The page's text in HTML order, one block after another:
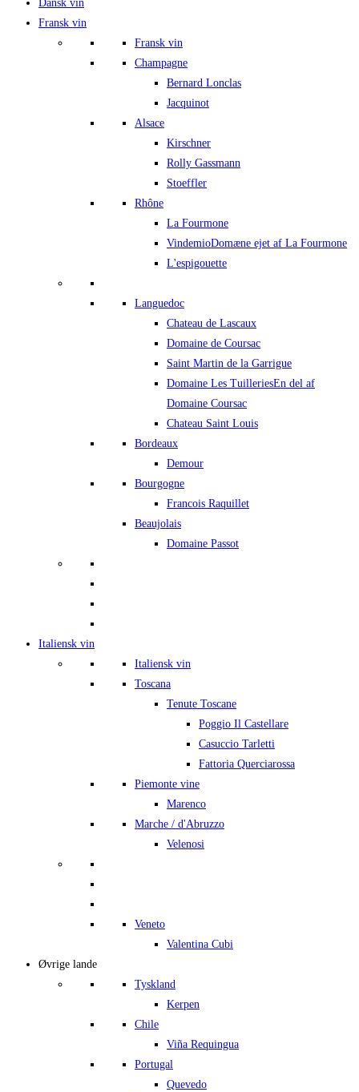
Dansk vin
Fransk vin
Fransk vin
Champagne
Bernard Lonclas
Jacquinot
Alsace
Kirschner
Rolly Gassmann
Stoeffler
Rhône
La Fourmone
VindemioDomæne ejet af La Fourmone
L'espigouette
Languedoc
Chateau de Lascaux
Domaine de Coursac
Saint Martin de la Garrigue
Domaine Les TuilleriesEn del af
Domaine Coursac
Chateau Saint Louis
Bordeaux
Demour
Bourgogne
Francois Raquillet
Beaujolais
Domaine Passot
Italiensk vin
Italiensk vin
Toscana
Tenute Toscane
Poggio Il Castellare
Casuccio Tarletti
Fattoria Querciarossa
Piemonte vine
Marenco
Marche / d'Abruzzo
Velenosi
Veneto
Valentina Cubi
Øvrige lande
Tyskland
Kerpen
Chile
Viña Requingua
Portugal
Quevedo